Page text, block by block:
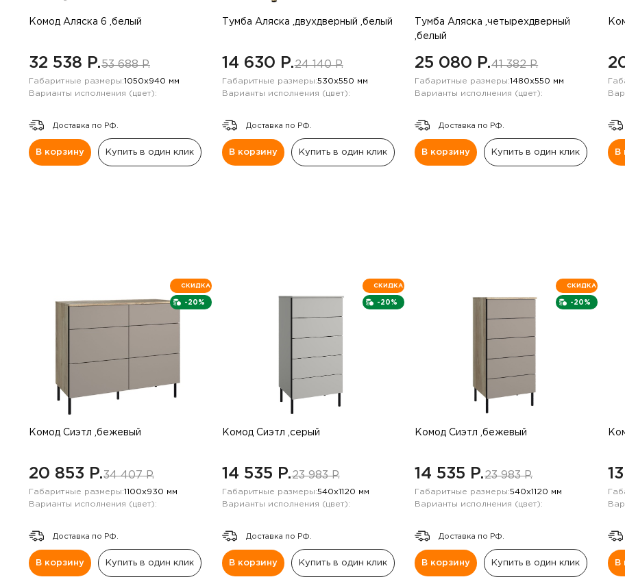
Комод Аляска 6 ,белый
32 538 P.53 688 P.
Габаритные размеры:1050х940 мм
Варианты исполнения (цвет):
Доставка по РФ.
В корзину Купить в один клик
Тумба Аляска ,двухдверный ,белый
14 630 P.24 140 P.
Габаритные размеры:530х550 мм
Варианты исполнения (цвет):
Доставка по РФ.
В корзину Купить в один клик
Тумба Аляска ,четырехдверный
,белый
25 080 P.41 382 P.
Габаритные размеры:1480х550 мм
Варианты исполнения (цвет):
Доставка по РФ.
В корзину Купить в один клик В
-20%
СКИДКА
Комод Сиэтл ,бежевый
20 853 P.34 407 P.
Габаритные размеры:1100х930 мм
Варианты исполнения (цвет):
Доставка по РФ.
В корзину Купить в один клик
-20%
СКИДКА
Комод Сиэтл ,серый
14 535 P.23 983 P.
Габаритные размеры:540х1120 мм
Варианты исполнения (цвет):
Доставка по РФ.
В корзину Купить в один клик
-20%
СКИДКА
Комод Сиэтл ,бежевый
14 535 P.23 983 P.
Габаритные размеры:540х1120 мм
Варианты исполнения (цвет):
Доставка по РФ.
В корзину Купить в один клик В